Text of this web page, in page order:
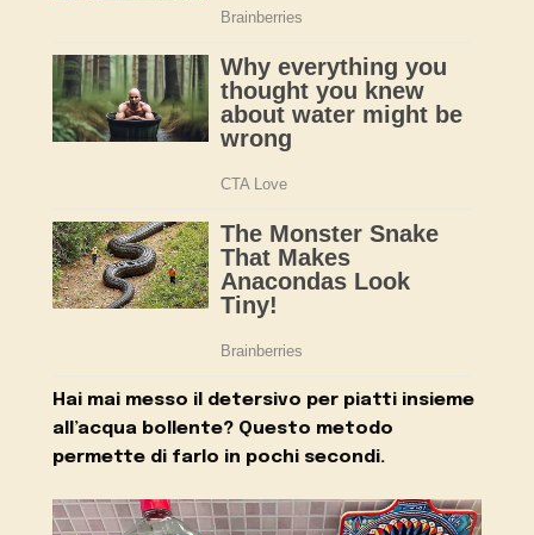
Hai mai messo il detersivo per piatti insieme
all’acqua bollente? Questo metodo
permette di farlo in pochi secondi.